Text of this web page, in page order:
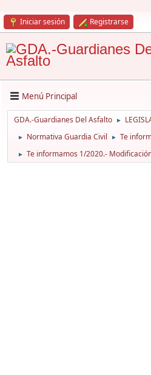
Iniciar sesión Registrarse
Menú Principal
GDA.-Guardianes Del Asfalto ►
► Normativa Guardia Civil ► Te
► Te informamos 1/2020.-